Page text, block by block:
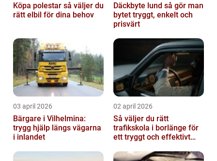
Köpa polestar så väljer du
rätt elbil för dina behov
Däckbyte lund så gör man
bytet tryggt, enkelt och
prisvärt
03 april 2026
Bärgare i Vilhelmina:
trygg hjälp längs vägarna
i inlandet
02 april 2026
Så väljer du rätt
trafikskola i borlänge för
ett tryggt och effektivt